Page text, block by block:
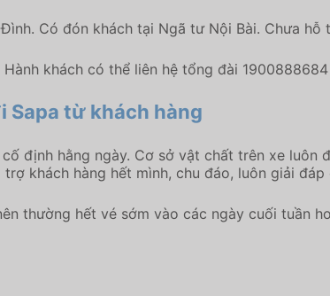
Có đón khách tại Ngã tư Nội Bài. Chưa
Hành khách có thể liên hệ tổng đài
Sapa từ khách hàng
định hằng ngày. Cơ sở vật chất trên xe
khách hàng hết mình, chu đáo, luôn giải
thường hết vé sớm vào các ngày cuối tuần